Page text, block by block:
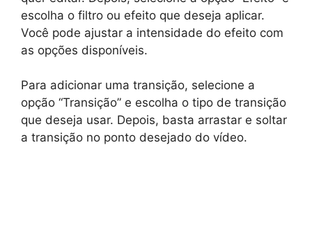
escolha o filtro ou efeito que deseja aplicar.
Você pode ajustar a intensidade do efeito com
as opções disponíveis.
Para adicionar uma transição, selecione a
opção “Transição” e escolha o tipo de transição
que deseja usar. Depois, basta arrastar e soltar
a transição no ponto desejado do vídeo.